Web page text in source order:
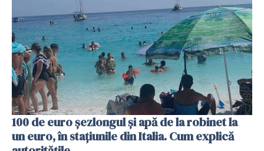
100 de euro șezlongul și apă de la robinet la
un euro, în stațiunile din Italia. Cum explică